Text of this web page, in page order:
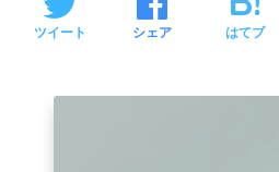
ツイート シェア はてブ